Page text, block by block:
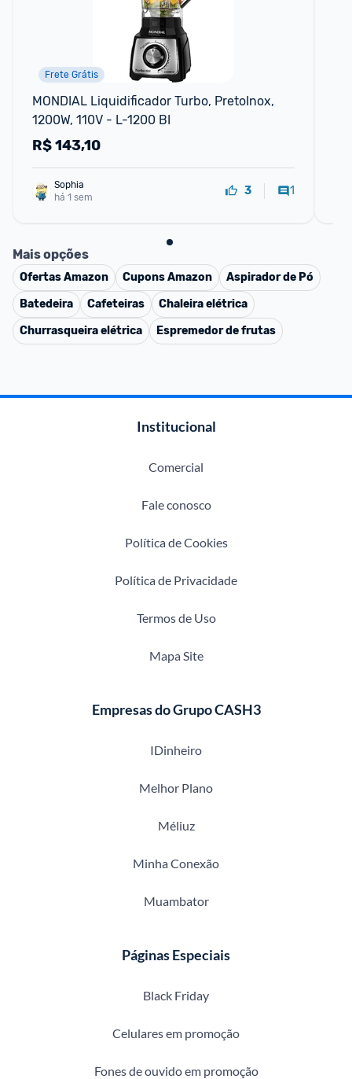
Frete Grátis
MONDIAL Liquidificador Turbo, PretoInox,
1200W, 110V - L-1200 BI
R$143,10
Sophia
há 1 sem
3 1
Mais opções
OfertasAmazon CuponsAmazon
Aspirador de Pó
Batedeira
Cafeteiras
Chaleira elétrica
Churrasqueira elétrica
Espremedor de frutas
Institucional
Comercial
Fale conosco
Política de Cookies
Política de Privacidade
Termos de Uso
Mapa Site
Empresas do Grupo CASH3
IDinheiro
Melhor Plano
Méliuz
Minha Conexão
Muambator
Páginas Especiais
Black Friday
Celulares em promoção
Fones de ouvido em promoção